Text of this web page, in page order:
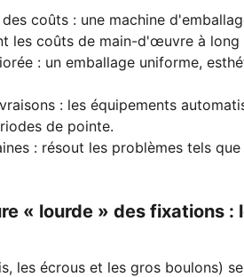
coûts : une machine
les coûts de main-d'œuvre à long
: un emballage uniforme,
: les équipements
de pointe.
: résout les problèmes tels
« lourde » des fixations
les écrous et les gros boulons)